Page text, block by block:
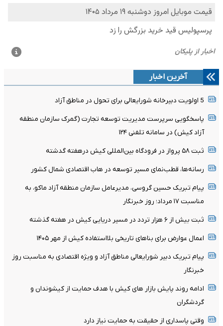
آخرین اخبار
5 اولویت دبیرخانه شورایعالی برای تحول در مناطق آزاد
پاسخگویی سرپرست مدیریت توسعه تجارت (گمرک سازمان منطقه
آزاد کیش) در سامانه تلفنی ۱۲۴
ثبت ۵۸ پرواز در فرودگاه بین‌المللی کیش درهفته گدشته
رسانه‌ها، قطب‌نمای مسیر توسعه در هاب اقتصادی شمال کشور
پیام تبریک حسین گروسی، مدیرعامل سازمان منطقه آزاد ماکو، به
مناسبت ۱۷ مرداد؛ روز خبرنگار
ثبت بیش از ۶ هزار تردد در مسیر دریایی کیش در هفته گذشته
اعمال عوارض برای بناهای تاریخی بلااستفاده کیش از مهر ۱۴۰۵
پیام تبریک دبیر شورایعالی مناطق آزاد و ویژه اقتصادی به مناسبت روز
خبرنگار
ادامه روند پایش بازار های کیش با هدف حمایت از کیشوندان و
گردشگران
وقتی پاسداری از حقیقت به حمایت نیاز دارد